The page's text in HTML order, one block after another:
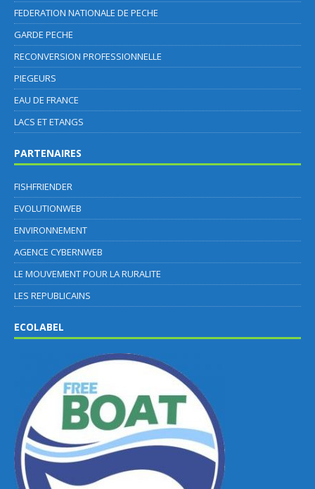
FEDERATION NATIONALE DE PECHE
GARDE PECHE
RECONVERSION PROFESSIONNELLE
PIEGEURS
EAU DE FRANCE
LACS ET ETANGS
PARTENAIRES
FISHFRIENDER
EVOLUTIONWEB
ENVIRONNEMENT
AGENCE CYBERNWEB
LE MOUVEMENT POUR LA RURALITE
LES REPUBLICAINS
ECOLABEL